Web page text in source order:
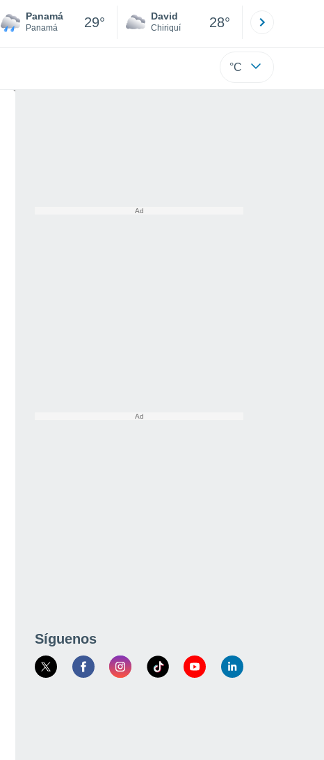
Panamá
Panamá 29° David
Chiriquí 28°
°C
Síguenos